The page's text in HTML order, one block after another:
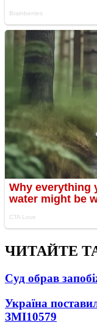
ЧИТАЙТЕ
Суд обрав
Україна
ЗМІ10579